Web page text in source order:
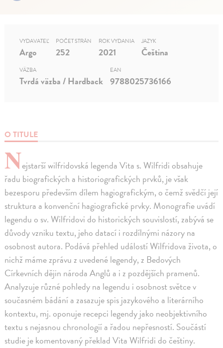
O TITULE
Nejstarší wilfridovská legenda Vita s. Wilfridi obsahuje
řadu biografických a historiografických prvků, je však
bezesporu především dílem hagiografickým, o čemž svědčí její
struktura a konvenční hagiografické prvky. Monografie uvádí
legendu o sv. Wilfridovi do historických souvislostí, zabývá se
důvody vzniku textu, jeho datací i rozdílnými názory na
osobnost autora. Podává přehled událostí Wilfridova života, o
nichž máme zprávu z uvedené legendy, z Bedových
Církevních dějin národa Anglů a i z pozdějších pramenů.
Analyzuje různé pohledy na legendu i osobnost světce v
současném bádání a zasazuje spis jazykového a literárního
kontextu, mj. oponuje recepci legendy jako neobjektivního
textu s nejasnou chronologií a řadou nepřesností. Součástí
studie je komentovaný překlad Vita Wilfridi do češtiny.
VYDAVATEĽ
Argo
POČET STRÁN
252
ROK VYDANIA
2021
JAZYK
Čeština
VÄZBA
Tvrdá väzba / Hardback
EAN
9788025736166